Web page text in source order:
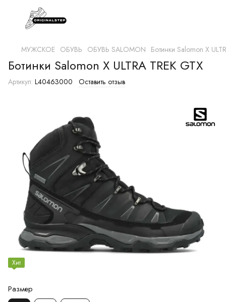
МУЖСКОЕ ОБУВЬ ОБУВЬ SALOMON Ботинки Salomon X
Ботинки Salomon X ULTRA TREK GTX
Артикул: L40463000 Оставить отзыв
Хит
Размер